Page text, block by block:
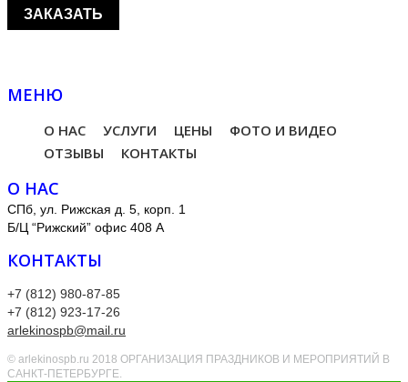
МЕНЮ
О НАС УСЛУГИ ЦЕНЫ
ФОТО И ВИДЕО
ОТЗЫВЫ
КОНТАКТЫ
О НАС
СПб, ул. Рижская д. 5, корп. 1
Б/Ц “Рижский” офис 408 А
КОНТАКТЫ
+7 (812) 980-87-85
+7 (812) 923-17-26
arlekinospb@mail.ru
© arlekinospb.ru 2018 ОРГАНИЗАЦИЯ ПРАЗДНИКОВ И МЕРОПРИЯТИЙ В
САНКТ-ПЕТЕРБУРГЕ.